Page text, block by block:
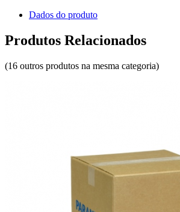
Dados do produto
Produtos Relacionados
(16 outros produtos na mesma categoria)